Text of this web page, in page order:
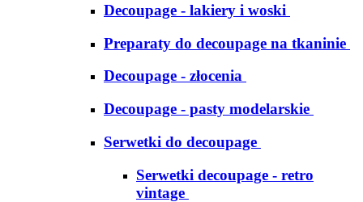
Decoupage - lakiery i woski
Preparaty do decoupage na tkaninie
Decoupage - złocenia
Decoupage - pasty modelarskie
Serwetki do decoupage
Serwetki decoupage - retro
vintage